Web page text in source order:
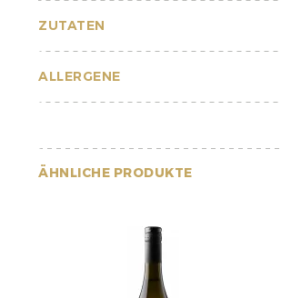
ZUTATEN
ALLERGENE
ÄHNLICHE PRODUKTE